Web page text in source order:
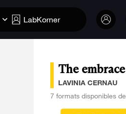
LabKorner
The embrace
LAVINIA CERNAU
7 formats disponibles de